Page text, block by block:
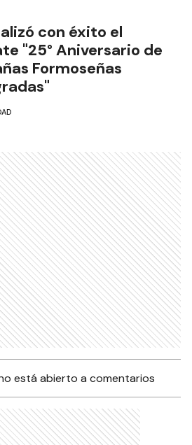
con éxito el
"25° Aniversario de
Formoseñas
está abierto a comentarios